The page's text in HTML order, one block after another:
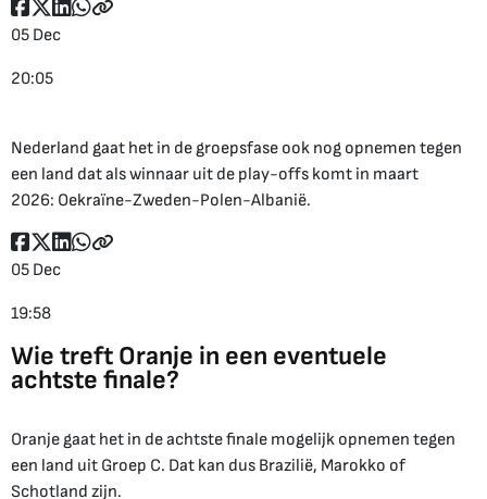
05 Dec
20:05
Nederland gaat het in de groepsfase ook nog opnemen tegen
een land dat als winnaar uit de play-offs komt in maart
2026: Oekraïne-Zweden-Polen-Albanië.
05 Dec
19:58
Wie treft Oranje in een eventuele
achtste finale?
Oranje gaat het in de achtste finale mogelijk opnemen tegen
een land uit Groep C. Dat kan dus Brazilië, Marokko of
Schotland zijn.